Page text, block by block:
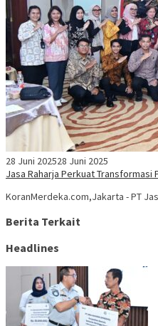
28 Juni 202528 Juni 2025
Jasa Raharja Perkuat Transformasi
KoranMerdeka.com,Jakarta - PT
Berita Terkait
Headlines